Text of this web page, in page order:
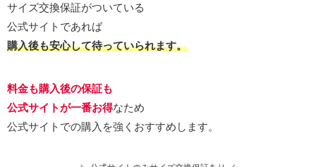
サイズ交換保証がついている
公式サイトであれば
購入後も安心して待っていられます。
料金も購入後の保証も
公式サイトが一番お得なため
公式サイトでの購入を強くおすすめします。